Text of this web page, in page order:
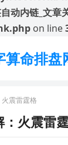
动内链_文章
on line
算命排盘
震雷霆格
：火震雷